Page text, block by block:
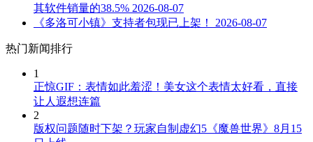
其软件销量的38.5% 2026-08-07
《多洛可小镇》支持者包现已上架！
2026-08-07
热门新闻排行
1
正惊GIF：表情如此羞涩！美女这个表情太好看，直接
让人遐想连篇
2
版权问题随时下架？玩家自制虚幻5《魔兽世界》8月15